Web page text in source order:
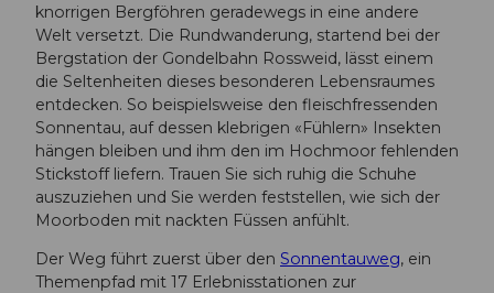
knorrigen Bergföhren geradewegs in eine andere
Welt versetzt. Die Rundwanderung, startend bei der
Bergstation der Gondelbahn Rossweid, lässt einem
die Seltenheiten dieses besonderen Lebensraumes
entdecken. So beispielsweise den fleischfressenden
Sonnentau, auf dessen klebrigen «Fühlern» Insekten
hängen bleiben und ihm den im Hochmoor fehlenden
Stickstoff liefern. Trauen Sie sich ruhig die Schuhe
auszuziehen und Sie werden feststellen, wie sich der
Moorboden mit nackten Füssen anfühlt.
Der Weg führt zuerst über den Sonnentauweg, ein
Themenpfad mit 17 Erlebnisstationen zur